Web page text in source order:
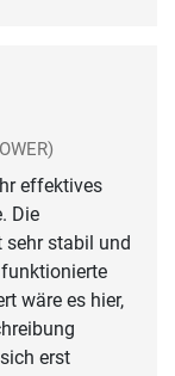
effektives
Die
sehr stabil und
wäre es hier,
erst